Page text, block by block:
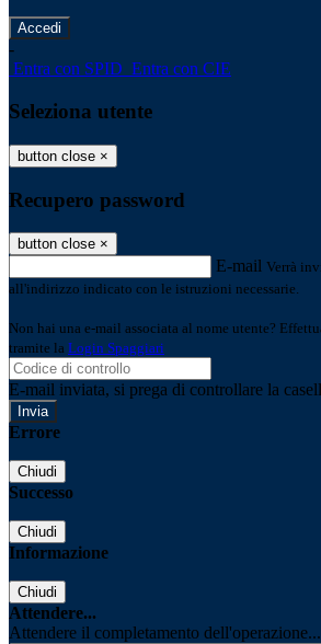
-
Entra con SPID Entra con CIE
Seleziona utente
button close ×
Recupero password
button close ×
E-mail Verrà
all'indirizzo indicato con le istruzioni necessarie.
Non hai una e-mail associata al nome utente?
tramite la Login Spaggiari
E-mail inviata, si prega di controllare la
Errore
Chiudi
Successo
Chiudi
Informazione
Chiudi
Attendere...
Attendere il completamento dell'operazione...